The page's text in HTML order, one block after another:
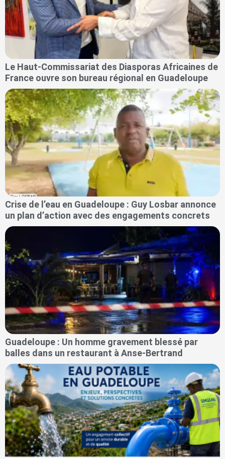
Le Haut-Commissariat des Diasporas Africaines de
France ouvre son bureau régional en Guadeloupe
Crise de l’eau en Guadeloupe : Guy Losbar annonce
un plan d’action avec des engagements concrets
Guadeloupe : Un homme gravement blessé par
balles dans un restaurant à Anse-Bertrand